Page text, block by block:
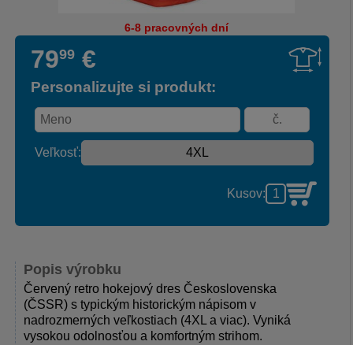
6-8 pracovných dní
Popis výrobku
Červený retro hokejový dres Československa
(ČSSR) s typickým historickým nápisom v
nadrozmerných veľkostiach (4XL a viac). Vyniká
vysokou odolnosťou a komfortným strihom.
7999 €
Personalizujte si produkt:
Veľkosť:
Kusov: